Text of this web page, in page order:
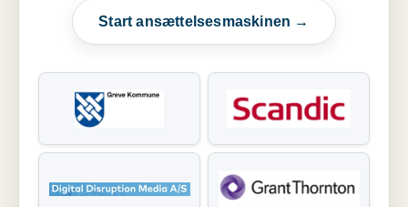
Start ansættelsesmaskinen →